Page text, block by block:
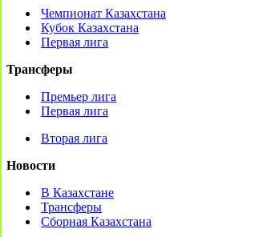
Чемпионат Казахстана
Кубок Казахстана
Первая лига
Трансферы
Премьер лига
Первая лига
Вторая лига
Новости
В Казахстане
Трансферы
Сборная Казахстана